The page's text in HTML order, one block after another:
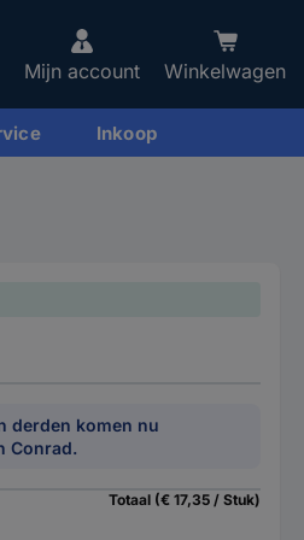
Mijn account Winkelwagen
Inkoop
derden komen nu
Conrad.
Totaal (€ 17,35 / Stuk)